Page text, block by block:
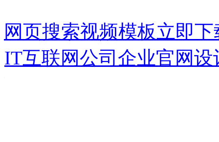
网页搜索视频模板立即下
IT互联网公司企业官网设